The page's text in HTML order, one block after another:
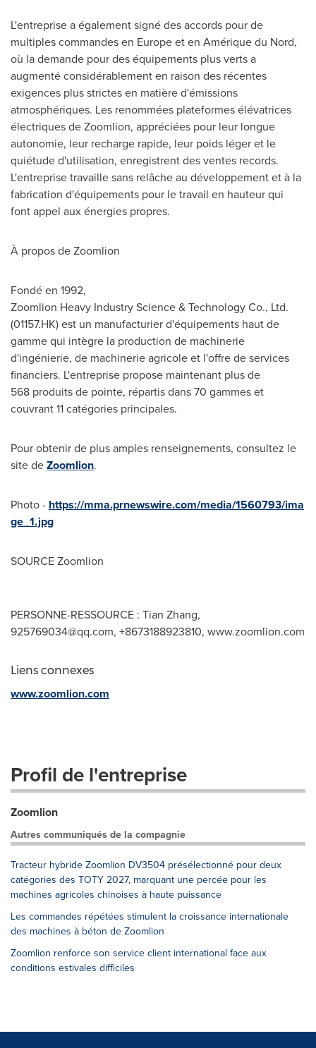
L'entreprise a également signé des accords pour de
multiples commandes en Europeet en Amérique du Nord,
où la demande pour des équipements plus verts a
augmenté considérablement en raison des récentes
exigences plus strictes en matière d'émissions
atmosphériques. Les renommées plateformes élévatrices
électriques de Zoomlion, appréciées pour leur longue
autonomie, leur recharge rapide, leur poids léger et le
quiétude d'utilisation, enregistrent des ventes records.
L'entreprise travaille sans relâche au développement et à la
fabrication d'équipements pour le travail en hauteur qui
font appel aux énergies propres.
À propos de Zoomlion
Fondé en 1992,
Zoomlion Heavy Industry Science & Technology Co., Ltd.
(01157.HK) est un manufacturier d'équipements haut de
gamme qui intègre la production de machinerie
d'ingénierie, de machinerie agricole et l'offre de services
financiers. L'entreprise propose maintenant plus de
568 produits de pointe, répartis dans 70 gammes et
couvrant 11 catégories principales.
Pour obtenir de plus amples renseignements, consultez le
site deZoomlion.
Photo - https://mma.prnewswire.com/media/1560793/ima
ge_1.jpg
SOURCE Zoomlion
PERSONNE-RESSOURCE : Tian Zhang,
925769034@qq.com, +8673188923810, www.zoomlion.com
Liens connexes
www.zoomlion.com
Profil de l'entreprise
Zoomlion
Autres communiqués de la compagnie
Tracteur hybride Zoomlion DV3504 présélectionné pour deux
catégories des TOTY 2027, marquant une percée pour les
machines agricoles chinoises à haute puissance
Les commandes répétées stimulent la croissance internationale
des machines à béton de Zoomlion
Zoomlion renforce son service client international face aux
conditions estivales difficiles